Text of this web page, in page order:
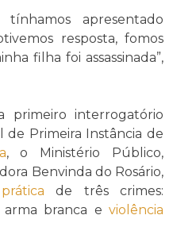
apresentado
resposta, fomos
filha foi assassinada”,
primeiro interrogatório
Primeira Instância de
, o Ministério Público,
Benvinda do Rosário,
prática de três crimes:
branca e violência